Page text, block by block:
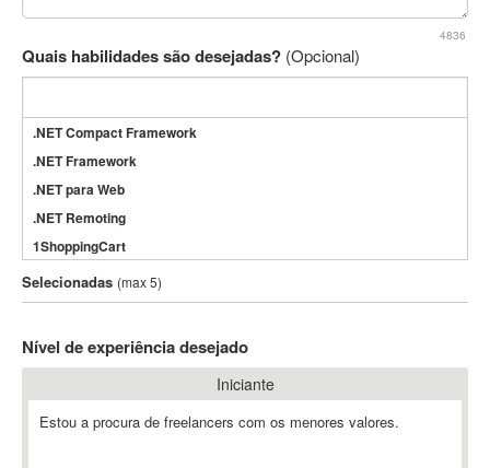
4836
Quais habilidades são desejadas? (Opcional)
.NET Compact Framework
.NET Framework
.NET para Web
.NET Remoting
1ShoppingCart
3DS Max
3GSM
802.11
A-GPS
Selecionadas (max 5)
Nível de experiência desejado
Iniciante
Estou a procura de freelancers com os menores valores.